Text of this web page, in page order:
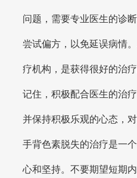
问题，需要专业医生的诊
尝试偏方，以免延误病情
疗机构，是获得很好的治疗
记住，积极配合医生的治
并保持积极乐观的心态，
手背色素脱失的治疗是一
心和坚持。不要期望短期